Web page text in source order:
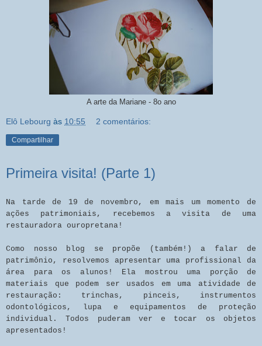
A arte da Mariane - 8o ano
Elô Lebourg às 10:55 2 comentários:
Compartilhar
Primeira visita! (Parte 1)
Na tarde de 19 de novembro, em mais um momento de
ações patrimoniais, recebemos a visita de uma
restauradora ouropretana!
Como nosso blog se propõe (também!) a falar de
patrimônio, resolvemos apresentar uma profissional da
área para os alunos! Ela mostrou uma porção de
materiais que podem ser usados em uma atividade de
restauração: trinchas, pinceis, instrumentos
odontológicos, lupa e equipamentos de proteção
individual. Todos puderam ver e tocar os objetos
apresentados!